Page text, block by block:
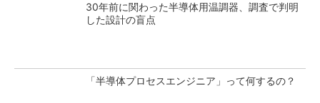
30年前に関わった半導体用温調器、調査で判明
した設計の盲点
「半導体プロセスエンジニア」って何するの？